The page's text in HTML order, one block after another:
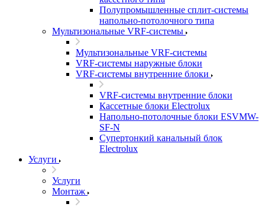
Полупромышленные сплит-системы
напольно-потолочного типа
Мультизональные VRF-системы
Мультизональные VRF-системы
VRF-системы наружные блоки
VRF-системы внутренние блоки
VRF-системы внутренние блоки
Кассетные блоки Electrolux
Напольно-потолочные блоки ESVMW-
SF-N
Супертонкий канальный блок
Electrolux
Услуги
Услуги
Монтаж